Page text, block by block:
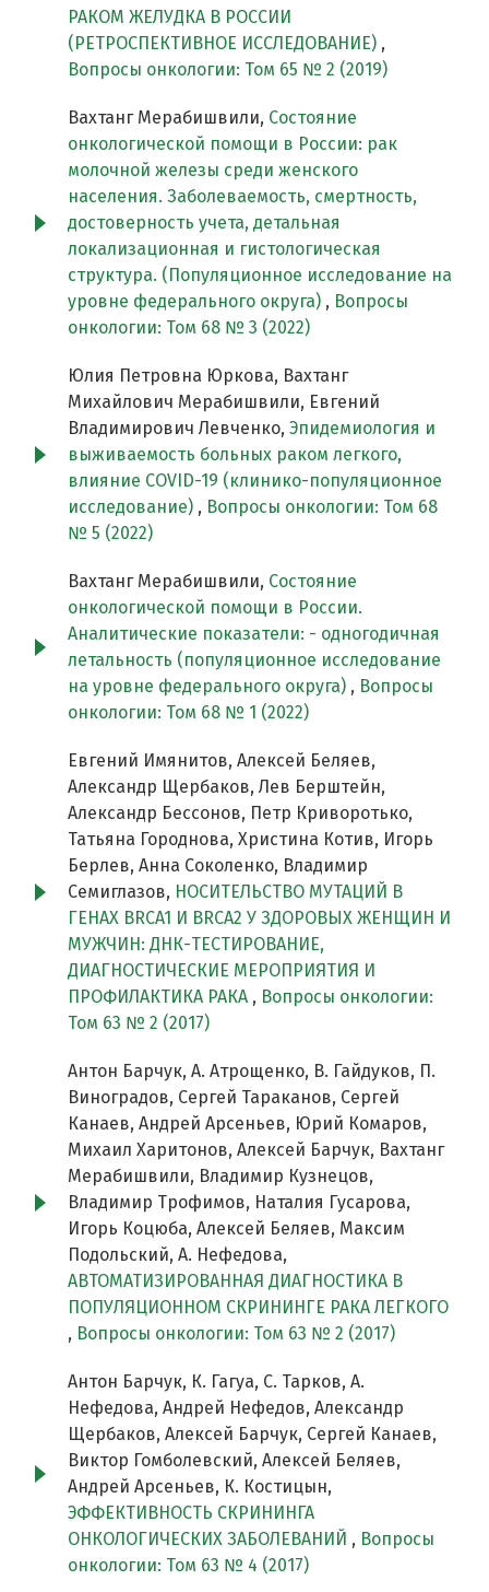
РАКОМ ЖЕЛУДКА В РОССИИ
(РЕТРОСПЕКТИВНОЕ ИССЛЕДОВАНИЕ) ,
Вопросы онкологии: Том 65 № 2 (2019)
Вахтанг Мерабишвили, Состояние
онкологической помощи в России: рак
молочной железы среди женского
населения. Заболеваемость, смертность,
достоверность учета, детальная
локализационная и гистологическая
структура. (Популяционное исследование на
уровне федерального округа) , Вопросы
онкологии: Том 68 № 3 (2022)
Юлия Петровна Юркова, Вахтанг
Михайлович Мерабишвили, Евгений
Владимирович Левченко, Эпидемиология и
выживаемость больных раком легкого,
влияние COVID-19 (клинико-популяционное
исследование) , Вопросы онкологии: Том 68
№ 5 (2022)
Вахтанг Мерабишвили, Состояние
онкологической помощи в России.
Аналитические показатели: - одногодичная
летальность (популяционное исследование
на уровне федерального округа) , Вопросы
онкологии: Том 68 № 1 (2022)
Евгений Имянитов, Алексей Беляев,
Александр Щербаков, Лев Берштейн,
Александр Бессонов, Петр Криворотько,
Татьяна Городнова, Христина Котив, Игорь
Берлев, Анна Соколенко, Владимир
Семиглазов, НОСИТЕЛЬСТВО МУТАЦИЙ В
ГЕНАХ BRCA1 И BRCA2 У ЗДОРОВЫХ ЖЕНЩИН И
МУЖЧИН: ДНК-ТЕСТИРОВАНИЕ,
ДИАГНОСТИЧЕСКИЕ МЕРОПРИЯТИЯ И
ПРОФИЛАКТИКА РАКА , Вопросы онкологии:
Том 63 № 2 (2017)
Антон Барчук, А. Атрощенко, В. Гайдуков, П.
Виноградов, Сергей Тараканов, Сергей
Канаев, Андрей Арсеньев, Юрий Комаров,
Михаил Харитонов, Алексей Барчук, Вахтанг
Мерабишвили, Владимир Кузнецов,
Владимир Трофимов, Наталия Гусарова,
Игорь Коцюба, Алексей Беляев, Максим
Подольский, А. Нефедова,
АВТОМАТИЗИРОВАННАЯ ДИАГНОСТИКА В
ПОПУЛЯЦИОННОМ СКРИНИНГЕ РАКА ЛЕГКОГО
, Вопросы онкологии: Том 63 № 2 (2017)
Антон Барчук, К. Гагуа, С. Тарков, А.
Нефедова, Андрей Нефедов, Александр
Щербаков, Алексей Барчук, Сергей Канаев,
Виктор Гомболевский, Алексей Беляев,
Андрей Арсеньев, К. Костицын,
ЭФФЕКТИВНОСТЬ СКРИНИНГА
ОНКОЛОГИЧЕСКИХ ЗАБОЛЕВАНИЙ , Вопросы
онкологии: Том 63 № 4 (2017)